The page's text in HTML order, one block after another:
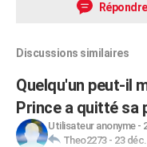
Répondre
Discussions similaires
Quelqu'un peut-il
Prince a quitté sa
Utilisateur anonyme-
Theo2273- 23